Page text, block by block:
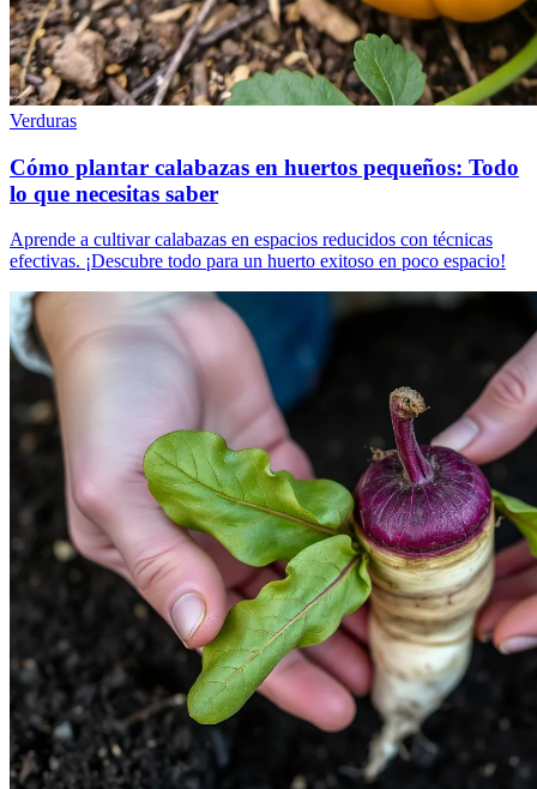
Verduras
Cómo plantar calabazas en huertos pequeños: Todo
lo que necesitas saber
Aprende a cultivar calabazas en espacios reducidos con técnicas
efectivas. ¡Descubre todo para un huerto exitoso en poco espacio!